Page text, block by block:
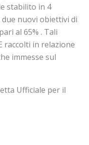
stabilito in 4
nuovi obiettivi di
al 65% . Tali
raccolti in relazione
immesse sul
Ufficiale per il